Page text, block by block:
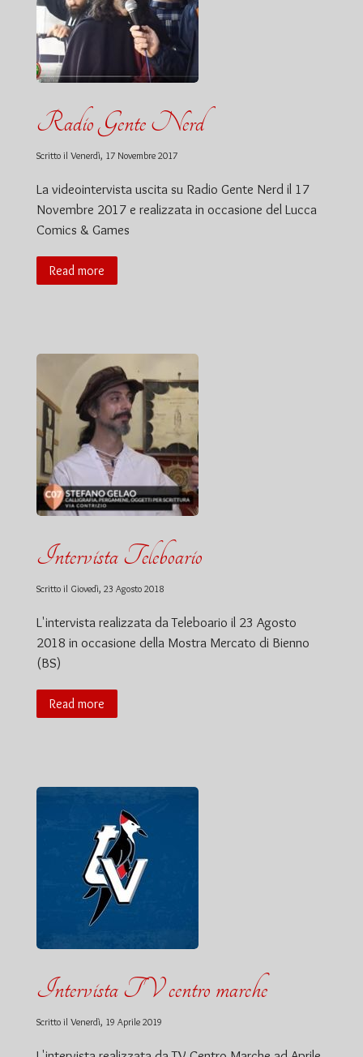
Radio Gente Nerd
Scritto il Venerdì, 17 Novembre 2017
La videointervista uscita su Radio Gente Nerd il 17
Novembre 2017 e realizzata in occasione del Lucca
Comics & Games
Read more
Intervista Teleboario
Scritto il Giovedì, 23 Agosto 2018
L'intervista realizzata da Teleboario il 23 Agosto
2018 in occasione della Mostra Mercato di Bienno
(BS)
Read more
Intervista TV centro marche
Scritto il Venerdì, 19 Aprile 2019